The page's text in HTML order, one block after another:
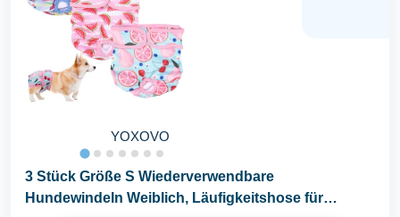
YOXOVO
3 Stück Größe S Wiederverwendbare
Hundewindeln Weiblich, Läufigkeitshose für